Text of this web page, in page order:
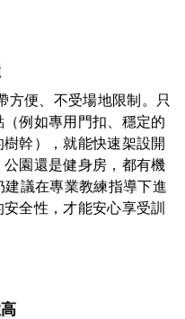
方便、不受場地限制。只
例如專用門扣、穩定的
幹），就能快速架設開
園還是健身房，都有機
議在專業教練指導下進
全性，才能安心享受訓